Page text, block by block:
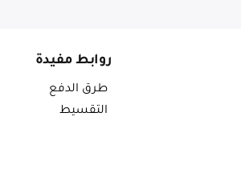
روابط مفيدة
طرق الدفع
التقسيط